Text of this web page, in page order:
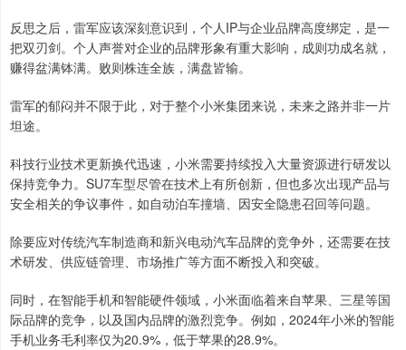
反思之后，雷军应该深刻意识到，个人IP与企业品牌高度绑定，是一
把双刃剑。个人声誉对企业的品牌形象有重大影响，成则功成名就，
赚得盆满钵满。败则株连全族，满盘皆输。
雷军的郁闷并不限于此，对于整个小米集团来说，未来之路并非一片
坦途。
科技行业技术更新换代迅速，小米需要持续投入大量资源进行研发以
保持竞争力。SU7车型尽管在技术上有所创新，但也多次出现产品与
安全相关的争议事件，如自动泊车撞墙、因安全隐患召回等问题。
除要应对传统汽车制造商和新兴电动汽车品牌的竞争外，还需要在技
术研发、供应链管理、市场推广等方面不断投入和突破。
同时，在智能手机和智能硬件领域，小米面临着来自苹果、三星等国
际品牌的竞争，以及国内品牌的激烈竞争。例如，2024年小米的智能
手机业务毛利率仅为20.9%，低于苹果的28.9%。